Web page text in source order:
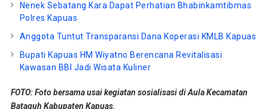
Nenek Sebatang Kara Dapat Perhatian Bhabinkamtibmas
Polres Kapuas
Anggota Tuntut Transparansi Dana Koperasi KMLB Kapuas
Bupati Kapuas HM Wiyatno Berencana Revitalisasi
Kawasan BBI Jadi Wisata Kuliner
FOTO: Foto bersama usai kegiatan sosialisasi di Aula Kecamatan
Bataguh Kabupaten Kapuas.